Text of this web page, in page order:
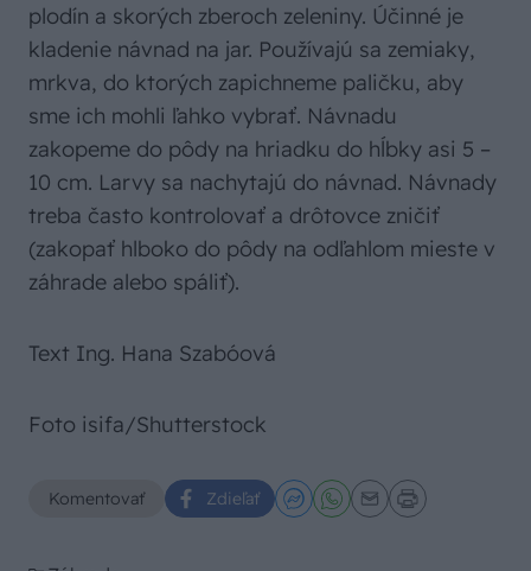
plodín a skorých zberoch zeleniny. Účinné je
kladenie návnad na jar. Používajú sa zemiaky,
mrkva, do ktorých zapichneme paličku, aby
sme ich mohli ľahko vybrať. Návnadu
zakopeme do pôdy na hriadku do hĺbky asi 5 –
10 cm. Larvy sa nachytajú do návnad. Návnady
treba často kontrolovať a drôtovce zničiť
(zakopať hlboko do pôdy na odľahlom mieste v
záhrade alebo spáliť).
Text Ing. Hana Szabóová
Foto isifa/Shutterstock
Komentovať Zdieľať